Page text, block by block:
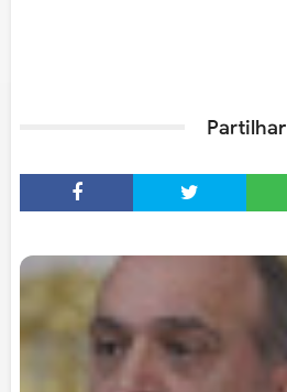
Partilhar